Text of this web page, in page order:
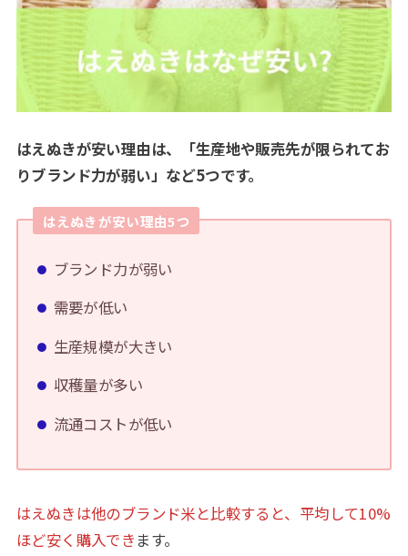
はえぬきが安い理由は、「生産地や販売先が限られてお
りブランド力が弱い」など5つです。
はえぬきが安い理由5つ
ブランド力が弱い
需要が低い
生産規模が大きい
収穫量が多い
流通コストが低い
はえぬきは他のブランド米と比較すると、平均して10%
ほど安く購入でき ます。